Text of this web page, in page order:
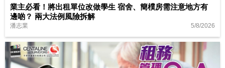
業主必看！將出租單位改做學生 宿舍、簡樸房需注意地方有
邊啲？ 兩大法例風險拆解
潘志業 5/8/2026